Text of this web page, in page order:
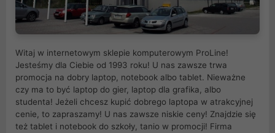
Witaj w internetowym sklepie komputerowym ProLine!
Jesteśmy dla Ciebie od 1993 roku! U nas zawsze trwa
promocja na dobry laptop, notebook albo tablet. Nieważne
czy ma to być laptop do gier, laptop dla grafika, albo
studenta! Jeżeli chcesz kupić dobrego laptopa w atrakcyjnej
cenie, to zapraszamy! U nas zawsze niskie ceny! Znajdzie się
też tablet i notebook do szkoły, tanio w promocji! Firma